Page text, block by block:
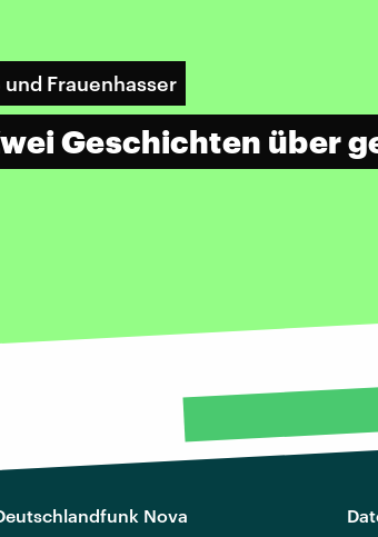
und Frauenhasser
Geschichten über
Nova